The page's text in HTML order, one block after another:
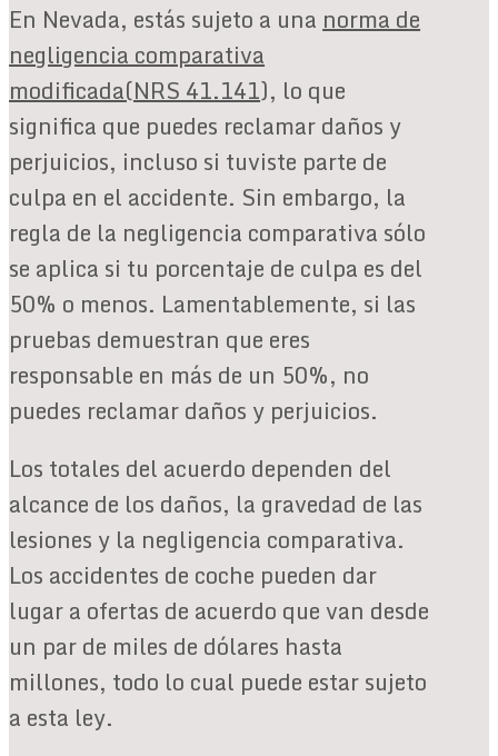
En Nevada, estás sujeto a unanorma de
negligencia comparativa
modificada(NRS 41.141), lo que
significa que puedes reclamar daños y
perjuicios, incluso si tuviste parte de
culpa en el accidente. Sin embargo, la
regla de la negligencia comparativa sólo
se aplica si tu porcentaje de culpa es del
50% o menos. Lamentablemente, si las
pruebas demuestran que eres
responsable en más de un 50%, no
puedes reclamar daños y perjuicios.
Los totales del acuerdo dependen del
alcance de los daños, la gravedad de las
lesiones y la negligencia comparativa.
Los accidentes de coche pueden dar
lugar a ofertas de acuerdo que van desde
un par de miles de dólares hasta
millones, todo lo cual puede estar sujeto
a esta ley.